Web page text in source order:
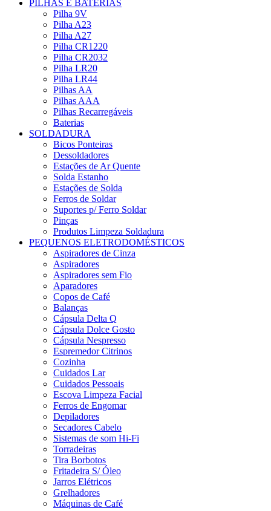
PILHAS E BATERIAS
Pilha 9V
Pilha A23
Pilha A27
Pilha CR1220
Pilha CR2032
Pilha LR20
Pilha LR44
Pilhas AA
Pilhas AAA
Pilhas Recarregáveis
Baterias
SOLDADURA
Bicos Ponteiras
Dessoldadores
Estações de Ar Quente
Solda Estanho
Estações de Solda
Ferros de Soldar
Suportes p/ Ferro Soldar
Pinças
Produtos Limpeza Soldadura
PEQUENOS ELETRODOMÉSTICOS
Aspiradores de Cinza
Aspiradores
Aspiradores sem Fio
Aparadores
Copos de Café
Balanças
Cápsula Delta Q
Cápsula Dolce Gosto
Cápsula Nespresso
Espremedor Citrinos
Cozinha
Cuidados Lar
Cuidados Pessoais
Escova Limpeza Facial
Ferros de Engomar
Depiladores
Secadores Cabelo
Sistemas de som Hi-Fi
Torradeiras
Tira Borbotos
Fritadeira S/ Óleo
Jarros Elétricos
Grelhadores
Máquinas de Café